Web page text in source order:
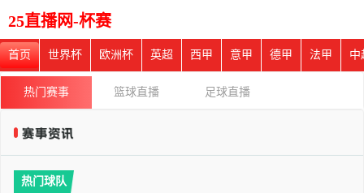
25直播网-杯赛
首页 世界杯 欧洲杯 英超 西甲 意甲 德甲 法甲 中
热门赛事 篮球直播 足球直播
热门球队